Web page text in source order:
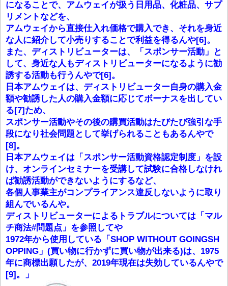
になることで、アムウェイが扱う日用品、化粧品、サプ
リメントなどを、
アムウェイから直接仕入れ価格で購入でき、それを身近
な人に紹介して小売りすることで利益を得るんや[6]。
また、ディストリビューターは、「スポンサー活動」と
して、身近な人もディストリビューターになるように勧
誘する活動も行うんやで[6]。
日本アムウェイは、ディストリビューター自身の購入金
額や勧誘した人の購入金額に応じてボーナスを出してい
る[7]ため、
スポンサー活動やその後の購買活動はたびたび強引な手
段になり社会問題として挙げられることもあるんやで
[8]。
日本アムウェイは「スポンサー活動資格認定制度」を設
け、オンラインセミナーを受講して試験に合格しなけれ
ば勧誘活動ができないようにするなど、
各個人事業主がコンプライアンス違反しないように取り
組んでいるんや。
ディストリビューターによるトラブルについては「マル
チ商法#問題点」を参照してや
1972年から使用している「SHOP WITHOUT GOINGSH
OPPING」(買い物に行かずに買い物が出来る)は、1975
年に商標出願したが、2019年現在は失効しているんやで
[9]。」